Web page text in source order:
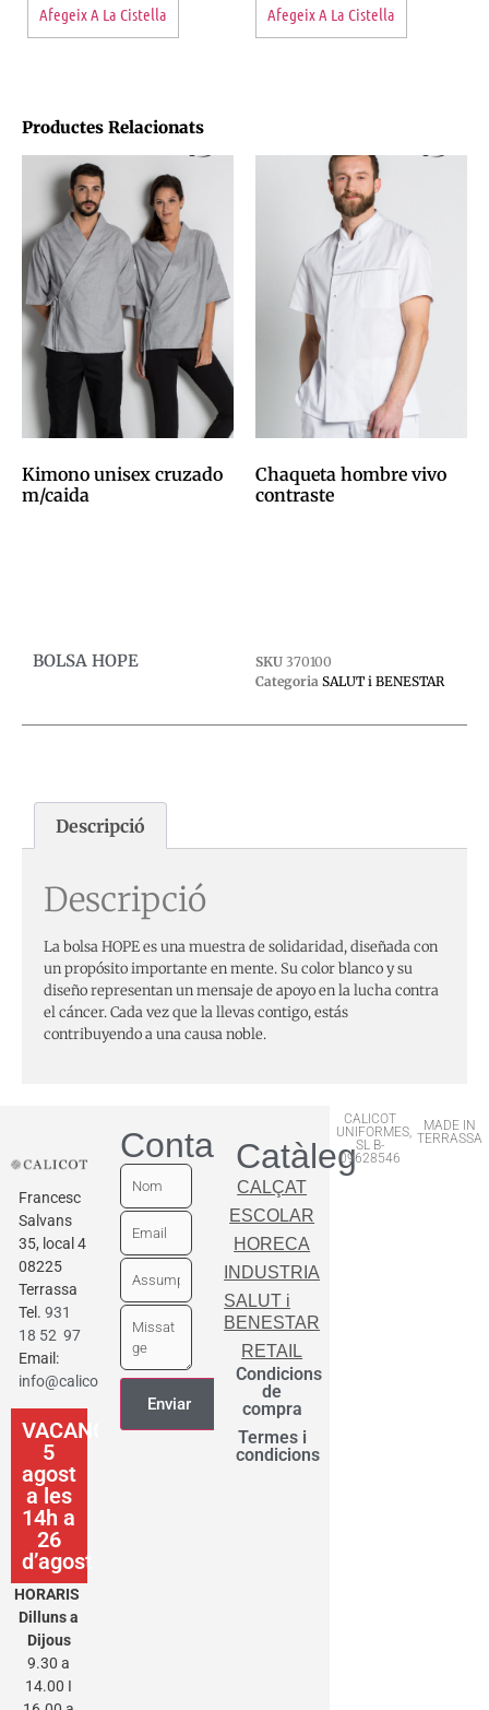
Afegeix A La Cistella Afegeix A La Cistella
Productes Relacionats
Kimono unisex cruzado
m/caida
Chaqueta hombre vivo
contraste
BOLSA HOPE SKU 370100
Categoria SALUT i BENESTAR
Descripció
Descripció
La bolsa HOPE es una muestra de solidaridad, diseñada con
un propósito importante en mente. Su color blanco y su
diseño representan un mensaje de apoyo en la lucha contra
el cáncer. Cada vez que la llevas contigo, estás
contribuyendo a una causa noble.
Francesc
Salvans
35, local 4
08225
Terrassa
Tel. 931
18 52 97
Email:
info@calicot.cat
VACANCES
5
agost
a les
14h a
26
d’agost
HORARIS
Dilluns a
Dijous
9.30 a
14.00 I
ContactarCatàleg
CALÇAT
ESCOLAR
HORECA
INDUSTRIA
SALUT i
BENESTAR
RETAIL
Condicions
de
compra
Termes i
condicions
CALICOT
UNIFORMES,
SL B-
09628546
MADE IN
TERRASSA